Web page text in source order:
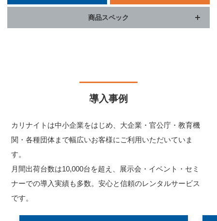
商品スペック
導入事例
カリナイトは中小企業をはじめ、大企業・官公庁・教育機
関・各種団体まで幅広いお客様にご利用いただいていま
す。
月間出荷台数は10,000台を超え、展示会・イベント・セミ
ナーでの導入実績も多数。安心と信頼のレンタルサービス
です。